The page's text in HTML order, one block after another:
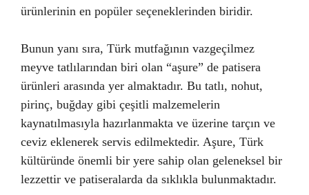
ürünlerinin en popüler seçeneklerinden biridir.
Bunun yanı sıra, Türk mutfağının vazgeçilmez
meyve tatlılarından biri olan “aşure” de patisera
ürünleri arasında yer almaktadır. Bu tatlı, nohut,
pirinç, buğday gibi çeşitli malzemelerin
kaynatılmasıyla hazırlanmakta ve üzerine tarçın ve
ceviz eklenerek servis edilmektedir. Aşure, Türk
kültüründe önemli bir yere sahip olan geleneksel bir
lezzettir ve patiseralarda da sıklıkla bulunmaktadır.